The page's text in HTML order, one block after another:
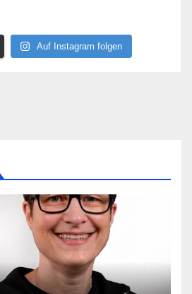
Auf Instagram folgen